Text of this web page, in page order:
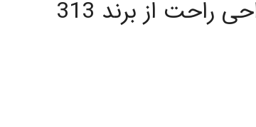
از برند 313